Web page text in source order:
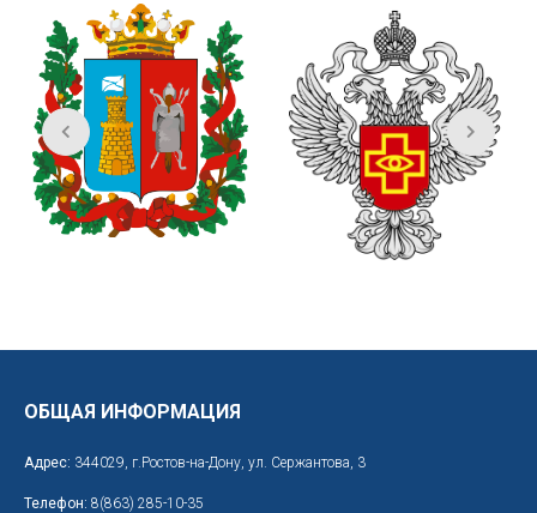
ОБЩАЯ ИНФОРМАЦИЯ
Адрес: 344029, г.Ростов-на-Дону, ул. Сержантова, 3
Телефон: 8(863) 285-10-35